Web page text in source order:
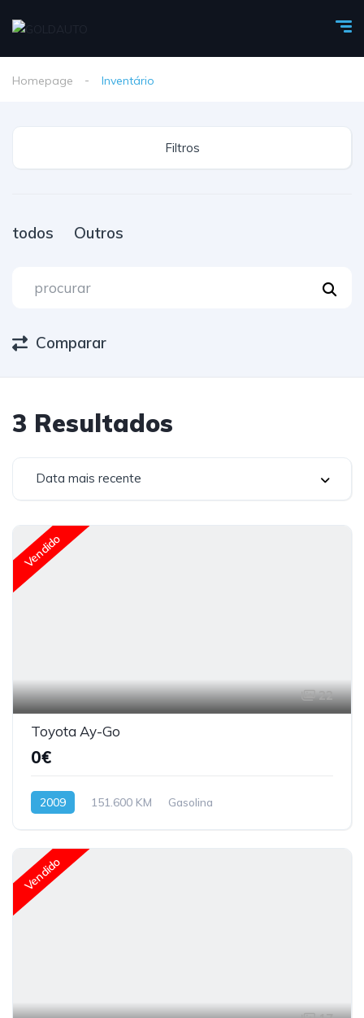
Homepage Inventário
Filtros
todos Outros
Comparar
3 Resultados
Data mais recente
Vendido
22
Toyota Ay-Go
0€
2009 151.600 KM Gasolina
Vendido